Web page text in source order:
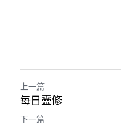
上一篇
每日靈修
下一篇